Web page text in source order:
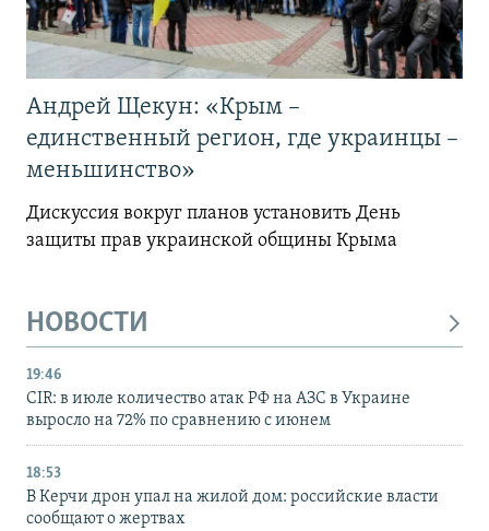
Андрей Щекун: «Крым –
единственный регион, где украинцы –
меньшинство»
Дискуссия вокруг планов установить День
защиты прав украинской общины Крыма
НОВОСТИ
19:46
CIR: в июле количество атак РФ на АЗС в Украине
выросло на 72% по сравнению с июнем
18:53
В Керчи дрон упал на жилой дом: российские власти
сообщают о жертвах